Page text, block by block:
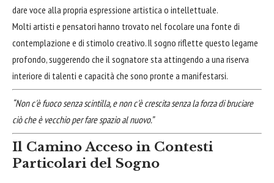
dare voce alla propria espressione artistica o intellettuale.
Molti artisti e pensatori hanno trovato nel focolare una fonte di
contemplazione e di stimolo creativo. Il sogno riflette questo legame
profondo, suggerendo che il sognatore sta attingendo a una riserva
interiore di talenti e capacità che sono pronte a manifestarsi.
“Non c'è fuoco senza scintilla, e non c'è crescita senza la forza di bruciare
ciò che è vecchio per fare spazio al nuovo.”
Il Camino Acceso in Contesti
Particolari del Sogno